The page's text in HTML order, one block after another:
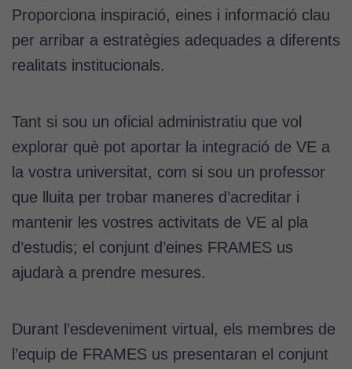
Proporciona inspiració, eines i informació clau
per arribar a estratègies adequades a diferents
realitats institucionals.
Tant si sou un oficial administratiu que vol
explorar què pot aportar la integració de VE a
la vostra universitat, com si sou un professor
que lluita per trobar maneres d’acreditar i
mantenir les vostres activitats de VE al pla
d’estudis; el conjunt d’eines FRAMES us
ajudarà a prendre mesures.
Durant l’esdeveniment virtual, els membres de
l’equip de FRAMES us presentaran el conjunt